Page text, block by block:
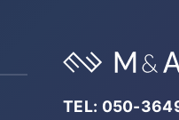
TEL: 050-